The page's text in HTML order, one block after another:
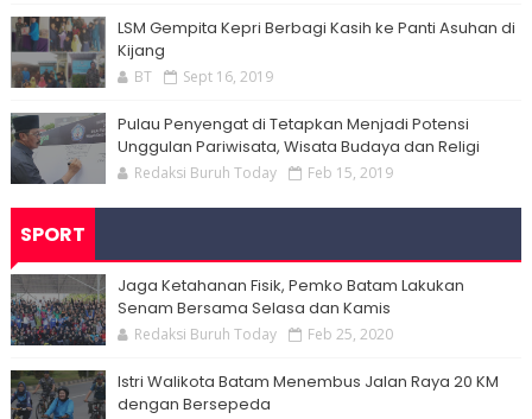
LSM Gempita Kepri Berbagi Kasih ke Panti Asuhan di
Kijang
BT Sept 16, 2019
Pulau Penyengat di Tetapkan Menjadi Potensi
Unggulan Pariwisata, Wisata Budaya dan Religi
Redaksi Buruh Today Feb 15, 2019
SPORT
Jaga Ketahanan Fisik, Pemko Batam Lakukan
Senam Bersama Selasa dan Kamis
Redaksi Buruh Today Feb 25, 2020
Istri Walikota Batam Menembus Jalan Raya 20 KM
dengan Bersepeda